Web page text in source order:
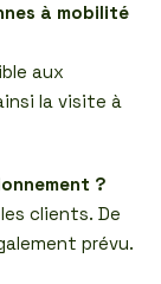
à mobilité
aux
la visite à
?
clients. De
prévu.